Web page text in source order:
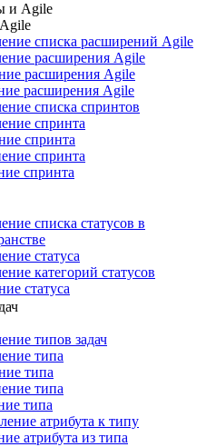
и Agile
списка расширений Agile
расширения Agile
расширения Agile
расширения Agile
списка спринтов
спринта
спринта
спринта
спринта
списка статусов в
статуса
категорий статусов
статуса
типов задач
типа
типа
типа
типа
атрибута к типу
атрибута из типа